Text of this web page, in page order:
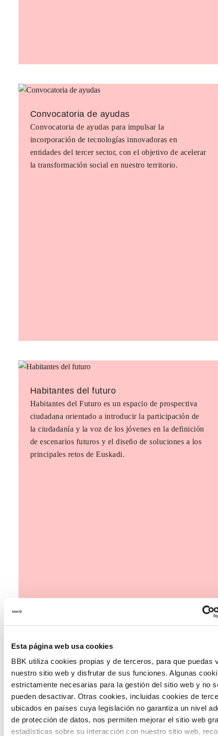
Esta página web usa cookies
BBK utiliza cookies propias y de terceros, para que puedas
nuestro sitio web y disfrutar de sus funciones. Algunas
estrictamente necesarias para la gestión del sitio web y no
pueden desactivar. Otras cookies, incluidas cookies de
ubicados en países cuya legislación no garantiza un nivel
de protección de datos, nos permiten mejorar el sitio web
estadísticas sobre su interacción con nuestro sitio web,
Convocatoria de ayudas
Convocatoria de ayudas para impulsar la
incorporación de tecnologías innovadoras en
entidades del tercer sector, con el objetivo de acelerar
la transformación social en nuestro territorio.
Habitantes del futuro
Habitantes del Futuro es un espacio de prospectiva
ciudadana orientado a introducir la participación de
la ciudadanía y la voz de los jóvenes en la definición
de escenarios futuros y el diseño de soluciones a los
principales retos de Euskadi.
The Future Game
The Future Game es un laboratorio de participación
juvenil que recoge las cosmovisiones de las nuevas
generaciones en las temáticas que más les preocupan
hacia el futuro a través de una experiencia
gamificada.